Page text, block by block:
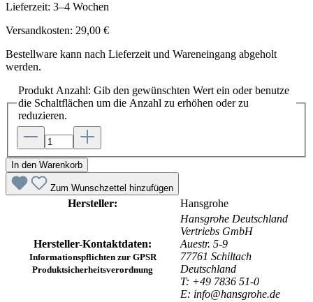
Lieferzeit: 3–4 Wochen
Versandkosten: 29,00 €
Bestellware kann nach Lieferzeit und Wareneingang abgeholt
werden.
Produkt Anzahl: Gib den gewünschten Wert ein oder benutze
die Schaltflächen um die Anzahl zu erhöhen oder zu
reduzieren.
In den Warenkorb
Zum Wunschzettel hinzufügen
Hersteller: Hansgrohe
Hersteller-Kontaktdaten:
Informationspflichten zur GPSR
Produktsicherheitsverordnung
Hansgrohe Deutschland
Vertriebs GmbH
Auestr. 5-9
77761 Schiltach
Deutschland
T: +49 7836 51-0
E: info@hansgrohe.de